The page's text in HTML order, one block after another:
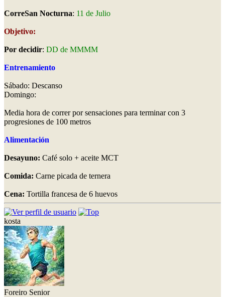
CorreSan Nocturna: 11 de Julio
Objetivo:
Por decidir: DD de MMMM
Entrenamiento
Sábado: Descanso
Domingo:
Media hora de correr por sensaciones para terminar con 3
progresiones de 100 metros
Alimentación
Desayuno: Café solo + aceite MCT
Comida: Carne picada de ternera
Cena: Tortilla francesa de 6 huevos
kosta
Foreiro Senior